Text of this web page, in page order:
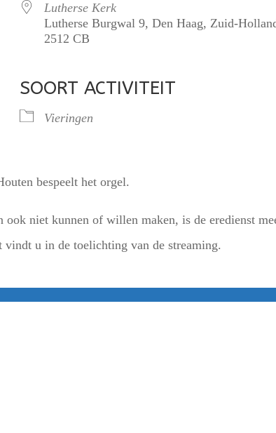
iCalendar
Lutherse Kerk
Lutherse Burgwal 9, Den Haag, Zuid-
2512 CB
SOORT ACTIVITEIT
Vieringen
bespeelt het orgel.
ook niet kunnen of willen maken, is de eredienst
u in de toelichting van de streaming.